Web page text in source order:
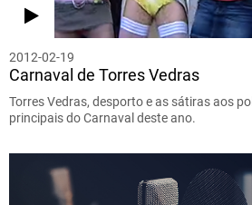
2012-02-19
Carnaval de Torres Vedras
Torres Vedras, desporto e as sátiras aos
principais do Carnaval deste ano.